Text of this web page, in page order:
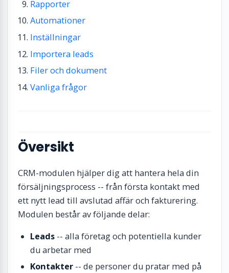
Rapporter
Automationer
Inställningar
Importera leads
Filer och dokument
Vanliga frågor
Översikt
CRM-modulen hjälper dig att hantera hela din
försäljningsprocess -- från första kontakt med
ett nytt lead till avslutad affär och fakturering.
Modulen består av följande delar:
Leads -- alla företag och potentiella kunder
du arbetar med
Kontakter -- de personer du pratar med på